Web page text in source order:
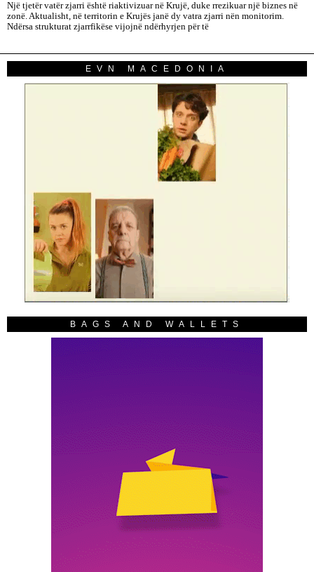
Një tjetër vatër zjarri është riaktivizuar në Krujë, duke rrezikuar një biznes në
zonë. Aktualisht, në territorin e Krujës janë dy vatra zjarri nën monitorim.
Ndërsa strukturat zjarrfikëse vijojnë ndërhyrjen për të
EVN MACEDONIA
BAGS AND WALLETS